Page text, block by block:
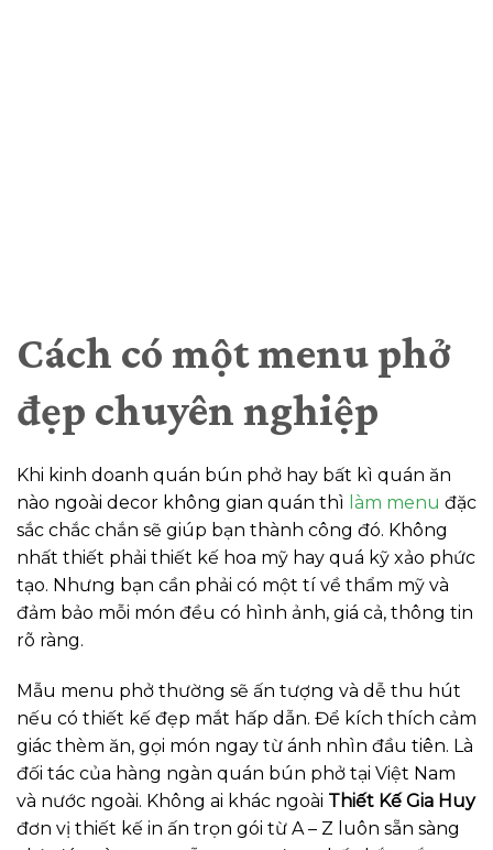
Cách có một menu phở
đẹp chuyên nghiệp
Khi kinh doanh quán bún phở hay bất kì quán ăn
nào ngoài decor không gian quán thì làm menu đặc
sắc chắc chắn sẽ giúp bạn thành công đó. Không
nhất thiết phải thiết kế hoa mỹ hay quá kỹ xảo phức
tạo. Nhưng bạn cần phải có một tí về thẩm mỹ và
đảm bảo mỗi món đều có hình ảnh, giá cả, thông tin
rõ ràng.
Mẫu menu phở thường sẽ ấn tượng và dễ thu hút
nếu có thiết kế đẹp mắt hấp dẫn. Để kích thích cảm
giác thèm ăn, gọi món ngay từ ánh nhìn đầu tiên. Là
đối tác của hàng ngàn quán bún phở tại Việt Nam
và nước ngoài. Không ai khác ngoài Thiết Kế Gia Huy
đơn vị thiết kế in ấn trọn gói từ A – Z luôn sẵn sàng